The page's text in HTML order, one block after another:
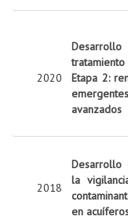
2020
Etapa 2:
avanzados
2018
Desarrollo
la
en